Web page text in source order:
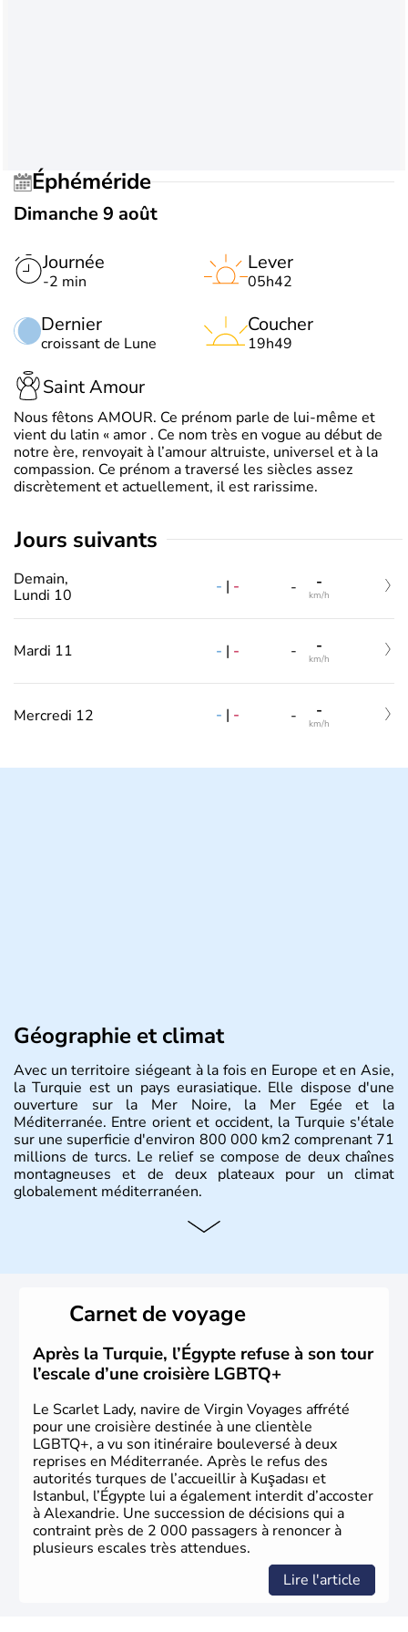
Éphéméride
Dimanche 9 août
Journée
-2 min
Dernier
croissant de Lune
Lever
05h42
Coucher
19h49
Saint Amour
Nous fêtons AMOUR. Ce prénom parle de lui-même et
vient du latin « amor . Ce nom très en vogue au début de
notre ère, renvoyait à l’amour altruiste, universel et à la
compassion. Ce prénom a traversé les siècles assez
discrètement et actuellement, il est rarissime.
jours suivants
Demain,
Lundi 10
- | - - -
km/h
Mardi 11 - | - - -
km/h
Mercredi 12 - | - - -
km/h
Géographie et climat
Avec un territoire siégeant à la fois en Europe et en Asie,
la Turquie est un pays eurasiatique. Elle dispose d'une
ouverture sur la Mer Noire, la Mer Egée et la
Méditerranée. Entre orient et occident, la Turquie s'étale
sur une superficie d'environ 800 000 km2 comprenant 71
millions de turcs. Le relief se compose de deux chaînes
montagneuses et de deux plateaux pour un climat
globalement méditerranéen.
Histoire et administration
qui constitueront en 1299 les fondations de l'Empire
ottoman. Après avoir rattaché l'Anatolie et la Thrace
orientale au territoire turc, la République est proclamée
le 29 octobre 1923. Ankara remplace alors Istanbul au
titre de capitale du pays.
Carnet de voyage
Après la Turquie, l’Égypte refuse à son tour
l’escale d’une croisière LGBTQ+
Le Scarlet Lady, navire de Virgin Voyages affrété
pour une croisière destinée à une clientèle
LGBTQ+, a vu son itinéraire bouleversé à deux
reprises en Méditerranée. Après le refus des
autorités turques de l’accueillir à Kuşadası et
Istanbul, l’Égypte lui a également interdit d’accoster
à Alexandrie. Une succession de décisions qui a
contraint près de 2 000 passagers à renoncer à
plusieurs escales très attendues.
Lire l'article